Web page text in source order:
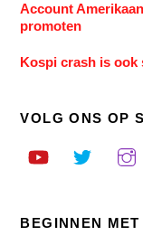
Account
promoten
Kospi crash is
VOLG ONS OP
BEGINNEN